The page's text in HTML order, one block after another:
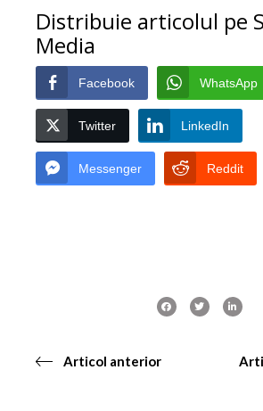
Distribuie articolul pe
Media
Facebook WhatsApp
Twitter LinkedIn
Messenger Reddit
Articol anterior